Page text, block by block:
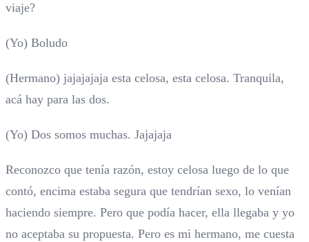
viaje?
(Yo) Boludo
(Hermano) jajajajaja esta celosa, esta celosa. Tranquila,
acá hay para las dos.
(Yo) Dos somos muchas. Jajajaja
Reconozco que tenía razón, estoy celosa luego de lo que
contó, encima estaba segura que tendrían sexo, lo venían
haciendo siempre. Pero que podía hacer, ella llegaba y yo
no aceptaba su propuesta. Pero es mi hermano, me cuesta